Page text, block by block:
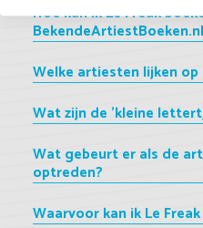
Hoe kan ik Le Freak
Welke artiesten lijken op
Wat zijn de 'kleine
Wat gebeurt er als de
optreden?
Waarvoor kan ik Le